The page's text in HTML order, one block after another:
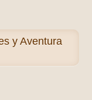
y Aventura